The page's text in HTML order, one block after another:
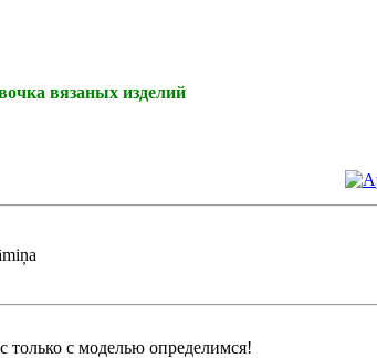
вязаных изделий
только с моделью определимся!